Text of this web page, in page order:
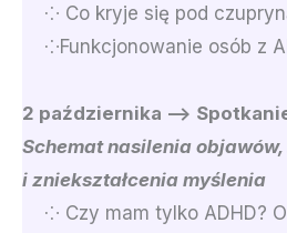
⁘ Co kryje się pod
⁘Funkcjonowanie osób z
2 października –>
Schemat nasilenia
i zniekształcenia myślenia
⁘ Czy mam tylko ADHD?